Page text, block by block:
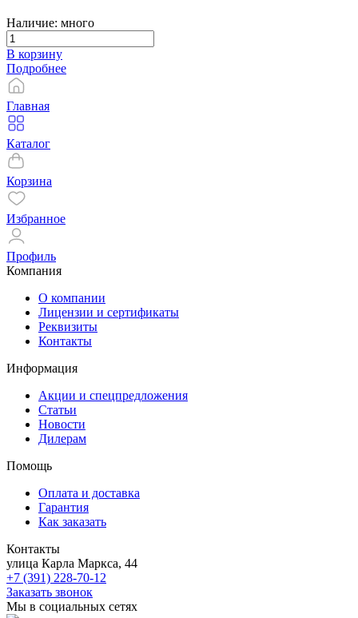
Наличие: много
В корзину
Подробнее
Главная
Каталог
Корзина
Избранное
Профиль
Компания
О компании
Лицензии и сертификаты
Реквизиты
Контакты
Информация
Акции и спецпредложения
Статьи
Новости
Дилерам
Помощь
Оплата и доставка
Гарантия
Как заказать
Контакты
улица Карла Маркса, 44
+7 (391) 228-70-12
Заказать звонок
Мы в социальных сетях